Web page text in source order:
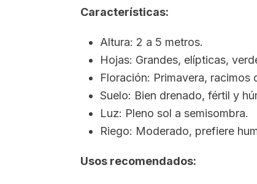
Características:
Altura: 2 a 5 metros.
Hojas: Grandes, elípticas,
Floración: Primavera,
Suelo: Bien drenado, fértil y
Luz: Pleno sol a semisombra.
Riego: Moderado, prefiere
Usos recomendados: